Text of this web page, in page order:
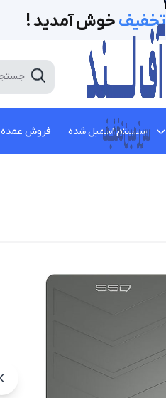
تخفیف‌ خوش آمدید !
سیستم اسمبل شده فروش عمده